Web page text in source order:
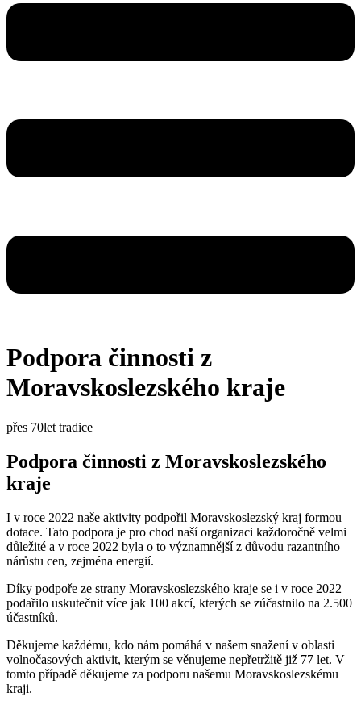
Podpora činnosti z
Moravskoslezského kraje
přes 70let tradice
Podpora činnosti z Moravskoslezského
kraje
I v roce 2022 naše aktivity podpořil Moravskoslezský kraj formou
dotace. Tato podpora je pro chod naší organizaci každoročně velmi
důležité a v roce 2022 byla o to významnější z důvodu razantního
nárůstu cen, zejména energií.
Díky podpoře ze strany Moravskoslezského kraje se i v roce 2022
podařilo uskutečnit více jak 100 akcí, kterých se zúčastnilo na 2.500
účastníků.
Děkujeme každému, kdo nám pomáhá v našem snažení v oblasti
volnočasových aktivit, kterým se věnujeme nepřetržitě již 77 let. V
tomto případě děkujeme za podporu našemu Moravskoslezskému
kraji.